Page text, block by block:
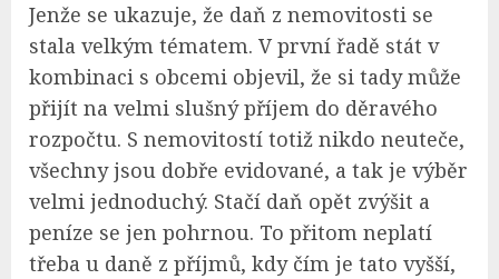
Jenže se ukazuje, že daň z nemovitosti se
stala velkým tématem. V první řadě stát v
kombinaci s obcemi objevil, že si tady může
přijít na velmi slušný příjem do děravého
rozpočtu. S nemovitostí totiž nikdo neuteče,
všechny jsou dobře evidované, a tak je výběr
velmi jednoduchý. Stačí daň opět zvýšit a
peníze se jen pohrnou. To přitom neplatí
třeba u daně z příjmů, kdy čím je tato vyšší,